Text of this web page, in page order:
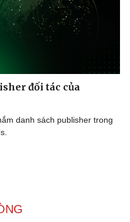
đối tác của
danh sách publisher trong